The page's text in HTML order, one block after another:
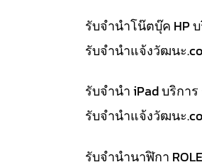
รับจำนำโน๊ตบุ๊ค HP
รับจํานําแจ้งวัฒนะ
รับจำนำ iPad บริกา
รับจํานําแจ้งวัฒนะ
รับจำนำนาฬิกา